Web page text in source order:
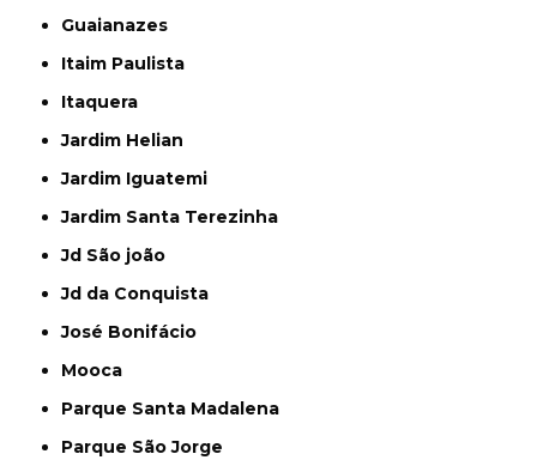
Guaianazes
Itaim Paulista
Itaquera
Jardim Helian
Jardim Iguatemi
Jardim Santa Terezinha
Jd São joão
Jd da Conquista
José Bonifácio
Mooca
Parque Santa Madalena
Parque São Jorge